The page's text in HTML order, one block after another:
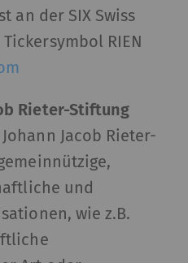
an der SIX Swiss
RIEN
Rieter-Stiftung
Jacob Rieter-
und
wie z.B.
die
auf
bestimmter
oder Angebote (z.B.
anderen Websites
veröffentlicht werden,